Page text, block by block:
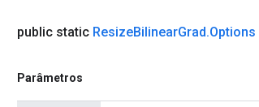
public static ResizeBilinearGrad.Options
Parâmetros